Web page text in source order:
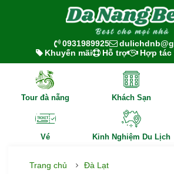
0931989925
Khuyến mãi
Hỗ trợ Hợp
Tour đà nẵng Khách Sạn
Vé Kinh Nghiệm Du Lịch
Trang chủ
Đà Lạt